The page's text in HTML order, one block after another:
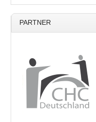
PARTNER